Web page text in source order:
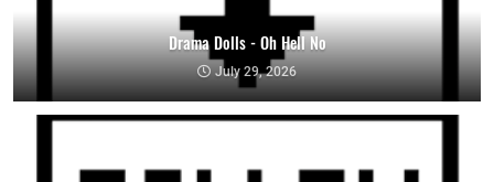
Drama Dolls - Oh Hell No
July 29, 2026